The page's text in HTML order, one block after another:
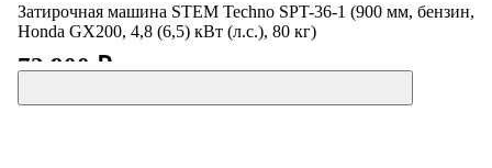
Затирочная машина STEM Techno SPT-36-1 (900 мм, бензин,
Honda GX200, 4,8 (6,5) кВт (л.с.), 80 кг)
72 900 ₽